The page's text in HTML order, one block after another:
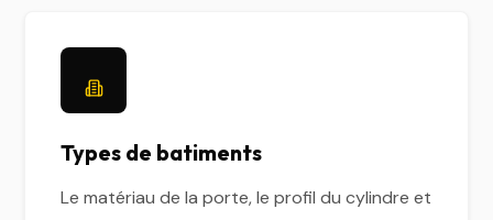
Types de batiments
Le matériau de la porte, le profil du cylindre et